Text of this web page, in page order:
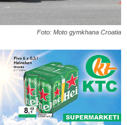
Foto: Moto gymkhana Croatia